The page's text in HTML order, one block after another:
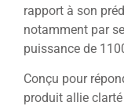
rapport à son
notamment par
puissance de
Conçu pour
produit allie